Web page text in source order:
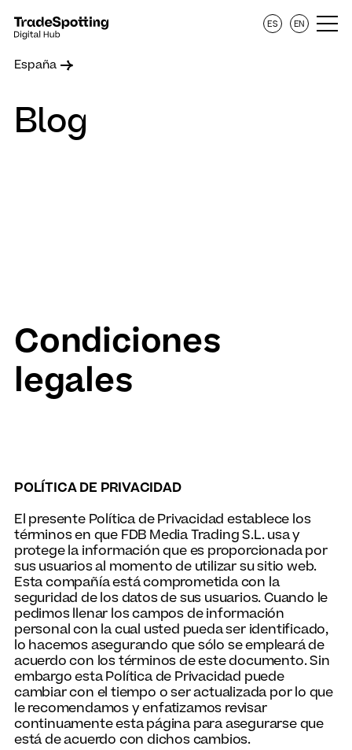
España
ES EN
Blog
Condiciones
legales
POLÍTICA DE PRIVACIDAD
El presente Política de Privacidad establece los
términos en que FDB Media Trading S.L. usa y
protege la información que es proporcionada por
sus usuarios al momento de utilizar su sitio web.
Esta compañía está comprometida con la
seguridad de los datos de sus usuarios. Cuando le
pedimos llenar los campos de información
personal con la cual usted pueda ser identificado,
lo hacemos asegurando que sólo se empleará de
acuerdo con los términos de este documento. Sin
embargo esta Política de Privacidad puede
cambiar con el tiempo o ser actualizada por lo que
le recomendamos y enfatizamos revisar
continuamente esta página para asegurarse que
está de acuerdo con dichos cambios.